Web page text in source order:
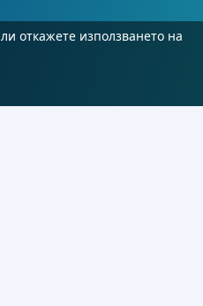
откажете използването на